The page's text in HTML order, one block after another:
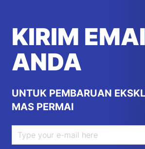
KIRIM
ANDA
UNTUK PEMBARUAN
MAS PERMAI